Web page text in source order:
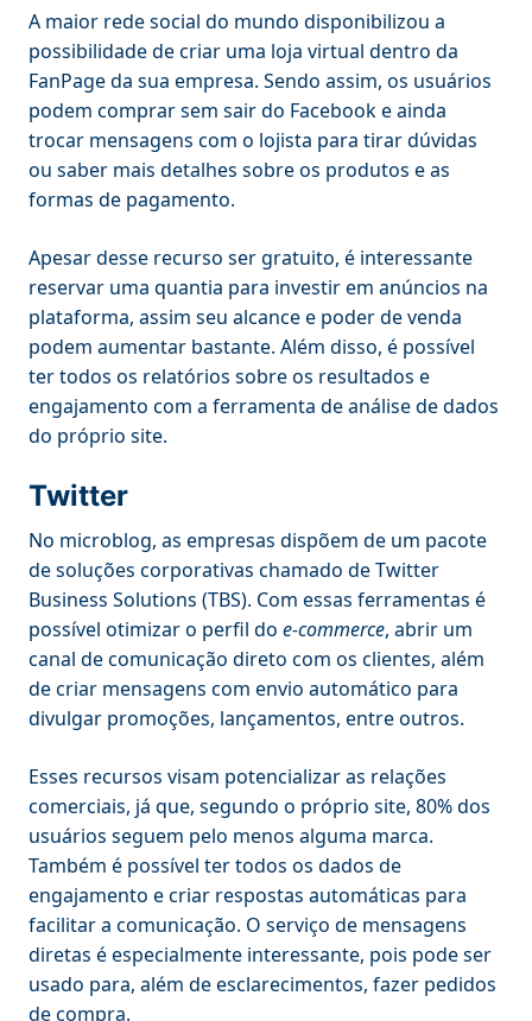
A maior rede social do mundo disponibilizou a
possibilidade de criar uma loja virtual dentro da
FanPage da sua empresa. Sendo assim, os usuários
podem comprar sem sair do Facebook e ainda
trocar mensagens com o lojista para tirar dúvidas
ou saber mais detalhes sobre os produtos e as
formas de pagamento.
Apesar desse recurso ser gratuito, é interessante
reservar uma quantia para investir em anúncios na
plataforma, assim seu alcance e poder de venda
podem aumentar bastante. Além disso, é possível
ter todos os relatórios sobre os resultados e
engajamento com a ferramenta de análise de dados
do próprio site.
Twitter
No microblog, as empresas dispõem de um pacote
de soluções corporativas chamado de Twitter
Business Solutions (TBS). Com essas ferramentas é
possível otimizar o perfil do e-commerce, abrir um
canal de comunicação direto com os clientes, além
de criar mensagens com envio automático para
divulgar promoções, lançamentos, entre outros.
Esses recursos visam potencializar as relações
comerciais, já que, segundo o próprio site, 80% dos
usuários seguem pelo menos alguma marca.
Também é possível ter todos os dados de
engajamento e criar respostas automáticas para
facilitar a comunicação. O serviço de mensagens
diretas é especialmente interessante, pois pode ser
usado para, além de esclarecimentos, fazer pedidos
de compra.